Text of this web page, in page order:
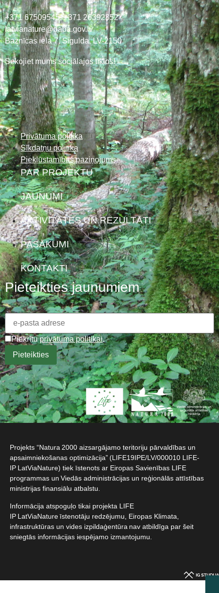
+371 67509545,+371 26392352
latvianature@daba.gov.lv
Baznīcas iela 7, Sigulda, LV-2150
Sekojiet mums sociālajos tīklos!
Privātuma politika
Sīkdatņu politika
Piekļūstamības paziņojums
PAR PROJEKTU
JAUNUMI
AKTIVITĀTES UN REZULTĀTI
PASĀKUMI
KONTAKTI
Pieteikties jaunumiem
Piekrītuprivātuma politikai.
Projekts “Natura 2000 aizsargājamo teritoriju pārvaldības un
apsaimniekošanas optimizācija” (LIFE19IPE/LV/000010 LIFE-
IP LatViaNature) tiek īstenots ar Eiropas Savienības LIFE
programmas un Viedās administrācijas un reģionālās attīstības
ministrijas finansiālu atbalstu.​
Informācija atspoguļo tikai projekta LIFE
IP LatViaNature īstenotāju redzējumu, Eiropas Klimata,
infrastruktūras un vides izpildaģentūra nav atbildīga par šeit
sniegtās informācijas iespējamo izmantojumu.​